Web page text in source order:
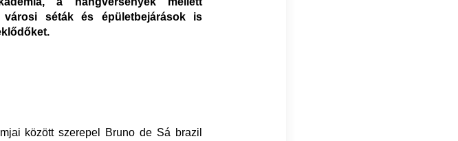
városi séták és épületbejárások is
között szerepel Bruno de Sá brazil